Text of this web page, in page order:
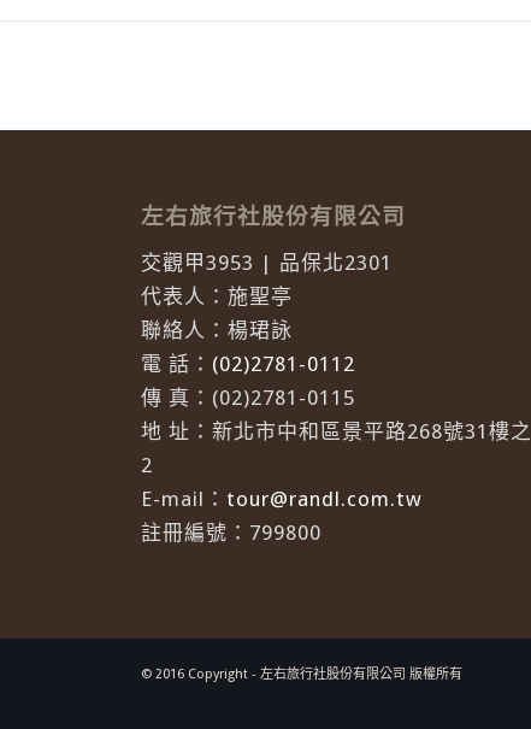
左右旅行社股份有限公司
交觀甲3953 | 品保北2301
代表人：施聖亭
聯絡人：楊珺詠
電 話： (02)2781-0112
傳 真：(02)2781-0115
地 址：新北市中和區景平路268號31樓之
2
E-mail： tour@randl.com.tw
註冊編號：799800
© 2016 Copyright - 左右旅行社股份有限公司 版權所有